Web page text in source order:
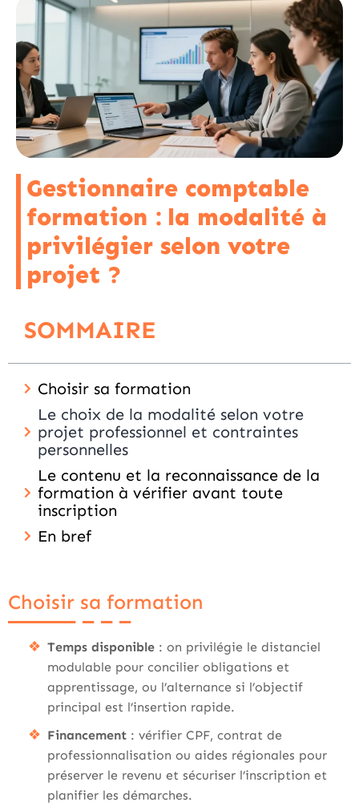
Gestionnaire comptable
formation : la modalité à
privilégier selon votre
projet ?
SOMMAIRE
Choisir sa formation
Le choix de la modalité selon votre
projet professionnel et contraintes
personnelles
Le contenu et la reconnaissance de la
formation à vérifier avant toute
inscription
En bref
Choisir sa formation
Temps disponible : on privilégie le distanciel
modulable pour concilier obligations et
apprentissage, ou l’alternance si l’objectif
principal est l’insertion rapide.
Financement : vérifier CPF, contrat de
professionnalisation ou aides régionales pour
préserver le revenu et sécuriser l’inscription et
planifier les démarches.